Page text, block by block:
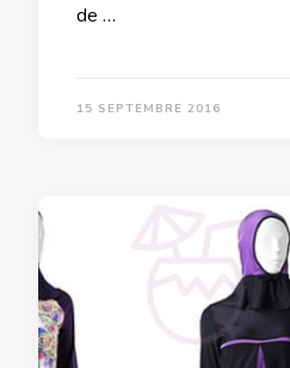
de …
15 SEPTEMBRE 2016